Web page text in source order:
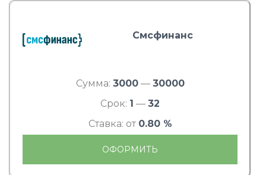
Смсфинанс
Сумма: 3000— 30000
Срок: 1 — 32
Ставка: от 0.80 %
ОФОРМИТЬ